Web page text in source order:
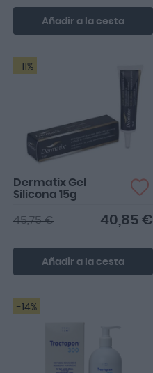
Añadir a la cesta
-11%
Dermatix Gel
Silicona 15g
40,85 €
45,75 €
Añadir a la cesta
-14%